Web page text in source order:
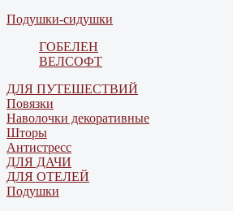
Подушки-сидушки
ГОБЕЛЕН
ВЕЛСОФТ
ДЛЯ ПУТЕШЕСТВИЙ
Повязки
Наволочки декоративные
Шторы
Антистресс
ДЛЯ ДАЧИ
ДЛЯ ОТЕЛЕЙ
Подушки